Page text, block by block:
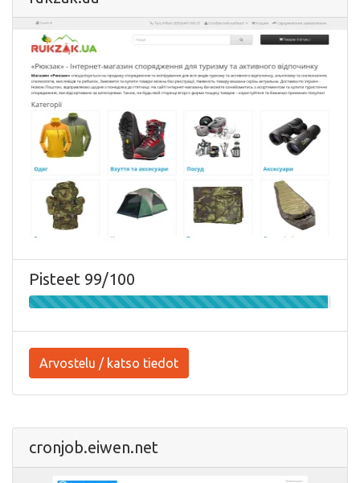
Pisteet 99/100
Arvostelu / katso tiedot
cronjob.eiwen.net